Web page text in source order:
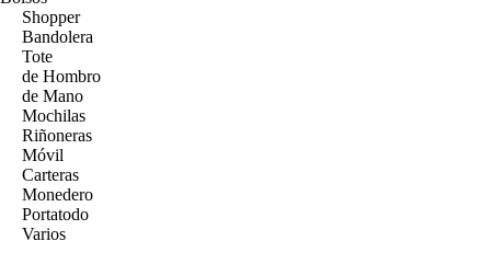
Shopper
Bandolera
Tote
de Hombro
de Mano
Mochilas
Riñoneras
Móvil
Carteras
Monedero
Portatodo
Varios